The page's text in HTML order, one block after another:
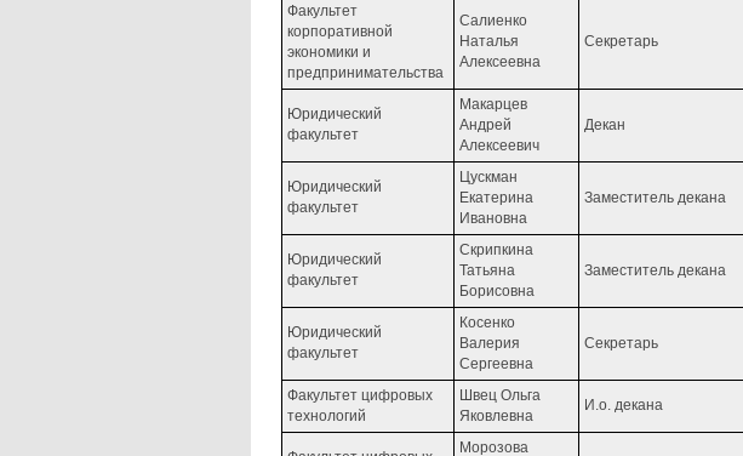
Факультет
корпоративной
экономики и
предпринимательства
Салиенко
Наталья
Алексеевна
Секретарь
Юридический
факультет
Макарцев
Андрей
Алексеевич
Декан
Юридический
факультет
Цускман
Екатерина
Ивановна
Заместитель декана
Юридический
факультет
Скрипкина
Татьяна
Борисовна
Заместитель декана
Юридический
факультет
Косенко
Валерия
Сергеевна
Секретарь
Факультет цифровых
технологий
Швец Ольга
Яковлевна
И.о. декана
Морозова